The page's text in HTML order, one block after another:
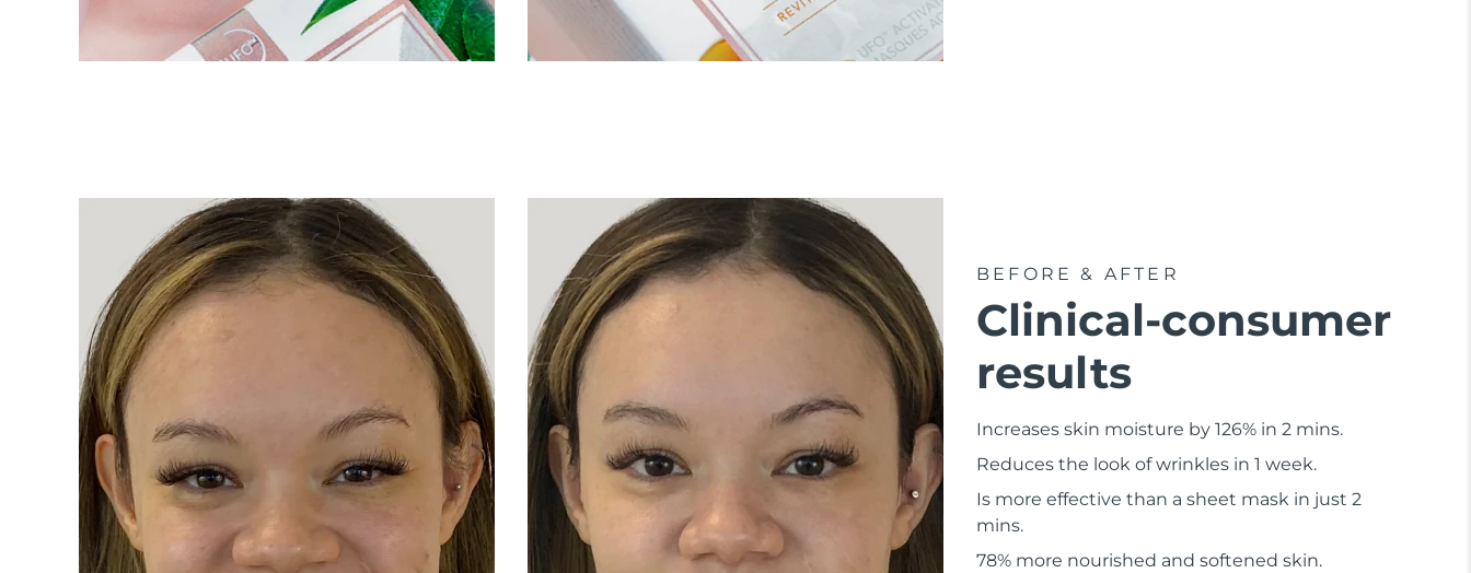
BEFORE & AFTER
Clinical-consumer
results
Increases skin moisture by 126% in 2 mins.
Reduces the look of wrinkles in 1 week.
Is more effective than a sheet mask in just 2
mins.
78% more nourished and softened skin.